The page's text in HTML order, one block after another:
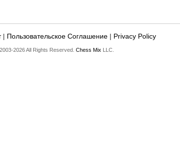
| Пользовательское Соглашение | Privacy Policy
2026 All Rights Reserved. Chess Mix LLC.